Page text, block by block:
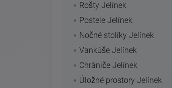
Rošty Jelínek
Postele Jelínek
Nočné stolíky Jelínek
Vankúše Jelínek
Chrániče Jelínek
Úložné prostory Jelínek